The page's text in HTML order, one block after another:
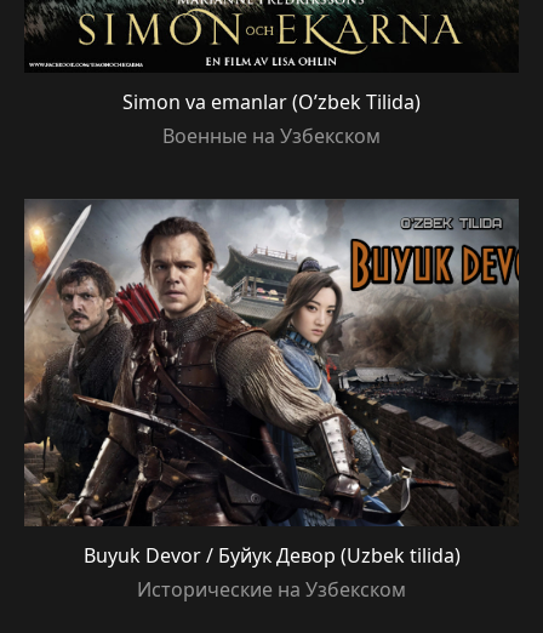
Simon va emanlar (O’zbek Tilida)
Военные на Узбекском
Buyuk Devor / Буйук Девор (Uzbek tilida)
Исторические на Узбекском